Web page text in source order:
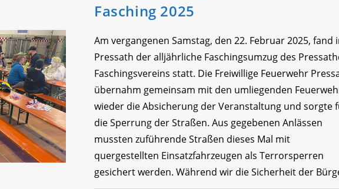
Fasching 2025
Am vergangenen Samstag, den 22. Februar 2025, fand
Pressath der alljährliche Faschingsumzug des
Faschingsvereins statt. Die Freiwillige Feuerwehr
übernahm gemeinsam mit den umliegenden
wieder die Absicherung der Veranstaltung und sorgte
die Sperrung der Straßen. Aus gegebenen Anlässen
mussten zuführende Straßen dieses Mal mit
quergestellten Einsatzfahrzeugen als Terrorsperren
gesichert werden. Während wir die Sicherheit der